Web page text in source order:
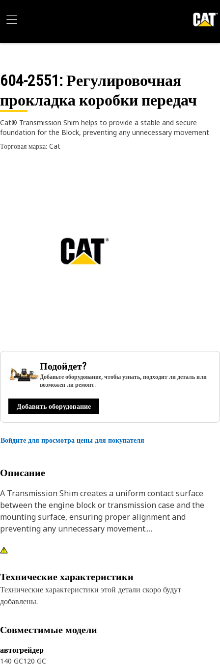
604-2551: Регулировочная
прокладка коробки передач
Cat® Transmission Shim helps to provide a stable and secure
foundation for the Block, preventing any unnecessary movement
Торговая марка: Cat
Подойдет?
Добавьте оборудование, чтобы узнать, подходит ли деталь или
возможен ли ремонт.
Добавить оборудование
Войдите для просмотра цены для покупателя
Описание
A Transmission Shim creates a uniform contact surface
between the engine block or transmission case and the
mounting surface, ensuring proper alignment and
preventing any unnecessary movement.
Attributes:
the operation
• Provided with good wear resistance and strength
alignment of the Washer-Hard with the Nut and helps to
maintain the handle position.
Технические характеристики
Технические характеристики этой детали скоро будут
добавлены.
Совместимые модели
автогрейдер
140 GC120 GC